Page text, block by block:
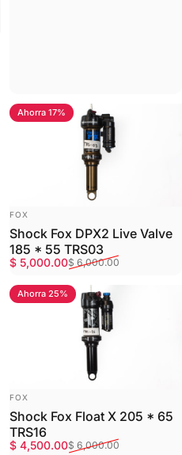
Ahorra 17%
MARCA:
FOX
Shock Fox DPX2 Live Valve
185 * 55 TRS03
Precio de oferta
$ 5,000.00
Precio habitual
$ 6,000.00
Ahorra 25%
MARCA:
FOX
Shock Fox Float X 205 * 65
TRS16
Precio de oferta
$ 4,500.00
Precio habitual
$ 6,000.00